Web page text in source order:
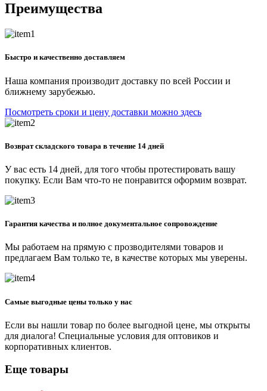
Преимущества
Быстро и качественно доставляем
Наша компания производит доставку по всей России и
ближнему зарубежью.
Посмотреть сроки и цену доставки можно здесь
Возврат складского товара в течение 14 дней
У вас есть 14 дней, для того чтобы протестировать вашу
покупку. Если Вам что-то не понравится оформим возврат.
Гарантия качества и полное документальное сопровождение
Мы работаем на прямую с прозводителями товаров и
предлагаем Вам только те, в качестве которых мы уверены.
Самые выгодные цены только у нас
Если вы нашли товар по более выгодной цене, мы открыты
для диалога! Специальные условия для оптовиков и
корпоративных клиентов.
Еще товары